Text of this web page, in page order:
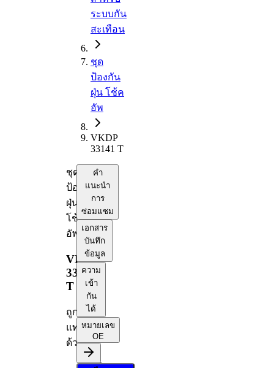
ระบบกัน
สะเทือน
ชุด
ป้องกัน
ฝุ่น โช้ค
อัพ
VKDP
33141 T
ชุด
ป้องกัน
ฝุ่น
โช้ค
อัพ
VKDP
33141
T
ถูก
แทนที่
ด้วย
VKDP
คำ
แนะนำ
การ
ซ่อมแซม
เอกสาร
บันทึก
ข้อมูล
ความ
เข้า
กัน
ได้
หมายเลข
OE